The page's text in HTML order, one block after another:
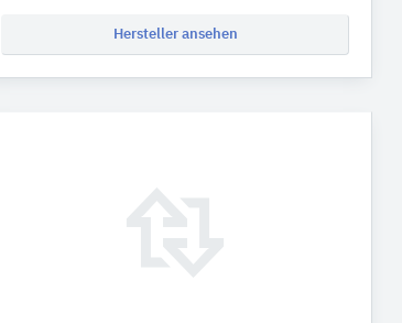
Hersteller ansehen